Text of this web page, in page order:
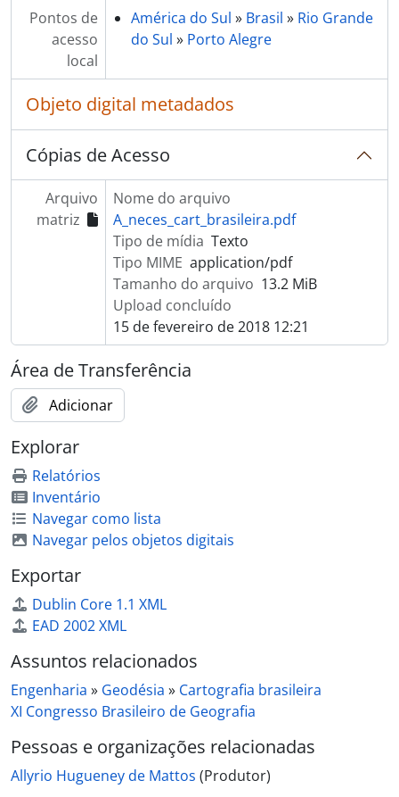
Pontos de
acesso
local
América do Sul » Brasil » Rio Grande
do Sul » Porto Alegre
Objeto digital metadados
Cópias de Acesso
Arquivo
matriz
Nome do arquivo
A_neces_cart_brasileira.pdf
Tipo de mídia Texto
Tipo MIME application/pdf
Tamanho do arquivo 13.2 MiB
Upload concluído
15 de fevereiro de 2018 12:21
Área de Transferência
Adicionar
Explorar
Relatórios
Inventário
Navegar como lista
Navegar pelos objetos digitais
Exportar
Dublin Core 1.1 XML
EAD 2002 XML
Assuntos relacionados
Engenharia » Geodésia » Cartografia brasileira
XI Congresso Brasileiro de Geografia
Pessoas e organizações relacionadas
Allyrio Hugueney de Mattos (Produtor)